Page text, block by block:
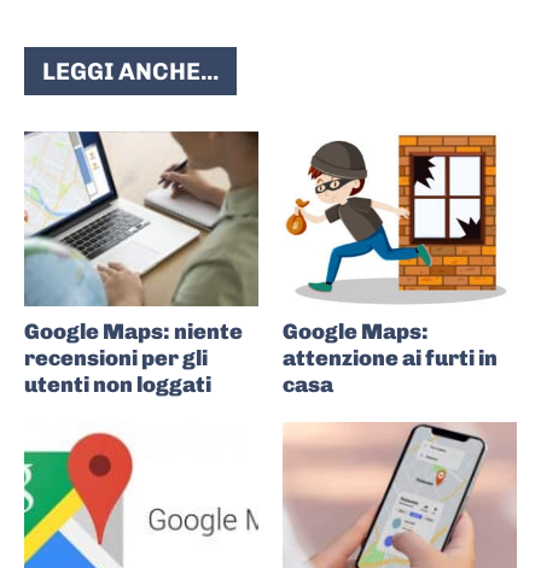
LEGGI ANCHE...
Google Maps: niente
recensioni per gli
utenti non loggati
Google Maps:
attenzione ai furti in
casa